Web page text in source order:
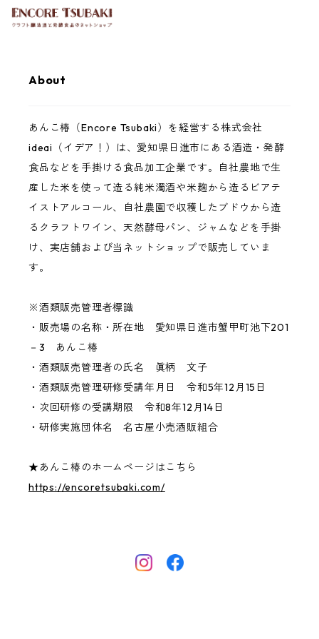
About
あんこ椿（Encore Tsubaki）を経営する株式会社
ideai（イデア！）は、愛知県日進市にある酒造・発酵
食品などを手掛ける食品加工企業です。自社農地で生
産した米を使って造る純米濁酒や米麹から造るビアテ
イストアルコール、自社農園で収穫したブドウから造
るクラフトワイン、天然酵母パン、ジャムなどを手掛
け、実店舗および当ネットショップで販売していま
す。
※酒類販売管理者標識
・販売場の名称・所在地 愛知県日進市蟹甲町池下201
－3 あんこ椿
・酒類販売管理者の氏名 眞柄 文子
・酒類販売管理研修受講年月日 令和5年12月15日
・次回研修の受講期限 令和8年12月14日
・研修実施団体名 名古屋小売酒販組合
★あんこ椿のホームページはこちら
https://encoretsubaki.com/